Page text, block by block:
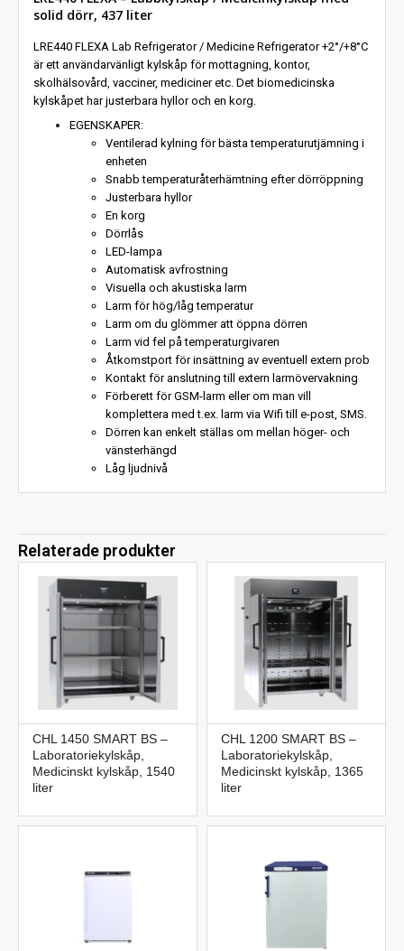
solid dörr, 437 liter
LRE440 FLEXA Lab Refrigerator / Medicine Refrigerator +2°/+8°C
är ett användarvänligt kylskåp för mottagning, kontor,
skolhälsovård, vacciner, mediciner etc. Det biomedicinska
kylskåpet har justerbara hyllor och en korg.
EGENSKAPER:
Ventilerad kylning för bästa temperaturutjämning i
enheten
Snabb temperaturåterhämtning efter dörröppning
Justerbara hyllor
En korg
Dörrlås
LED-lampa
Automatisk avfrostning
Visuella och akustiska larm
Larm för hög/låg temperatur
Larm om du glömmer att öppna dörren
Larm vid fel på temperaturgivaren
Åtkomstport för insättning av eventuell extern prob
Kontakt för anslutning till extern larmövervakning
Förberett för GSM-larm eller om man vill
komplettera med t.ex. larm via Wifi till e-post, SMS.
Dörren kan enkelt ställas om mellan höger- och
vänsterhängd
Låg ljudnivå
Relaterade produkter
CHL 1450 SMART BS –
Laboratoriekylskåp,
Medicinskt kylskåp, 1540
liter
CHL 1200 SMART BS –
Laboratoriekylskåp,
Medicinskt kylskåp, 1365
liter